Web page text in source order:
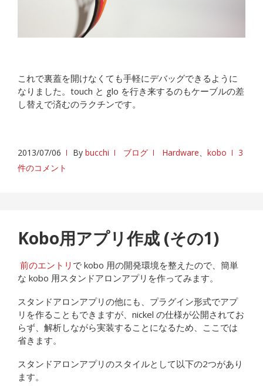
これで裏蓋を開けなくても手軽にデバッグできるように
なりました。touch と glo を行き来するのもケーブルの差
し替えで済むのラクチンです。
2013/07/06 By bucchi ブログ Hardware、 kobo
3
件のコメント
Kobo用アプリ作成 (その1)
前のエントリ で kobo 用の開発環境を整えたので、簡単
な kobo 用スタンドアロンアプリを作ってみます。
スタンドアロンアプリの他にも、プラグイン形式でアプ
リを作ることもできますが、nickel の仕様が公開されてお
らず、解析しながら実装することになるため、ここでは
省きます。
スタンドアロンアプリのスタイルとして以下の2つがあり
ます。